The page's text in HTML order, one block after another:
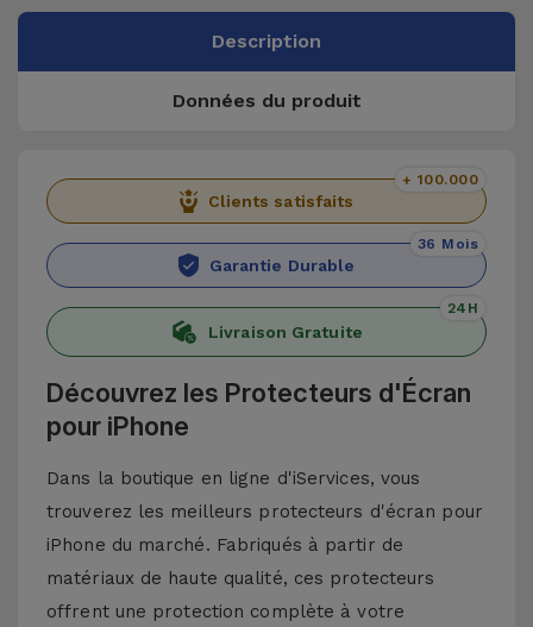
Description
Données du produit
Clients satisfaits
+ 100.000
Garantie Durable
36 Mois
Livraison Gratuite
24H
Découvrez les Protecteurs d'Écran
pour iPhone
Dans la boutique en ligne d'iServices, vous
trouverez les meilleurs protecteurs d'écran pour
iPhone du marché. Fabriqués à partir de
matériaux de haute qualité, ces protecteurs
offrent une protection complète à votre